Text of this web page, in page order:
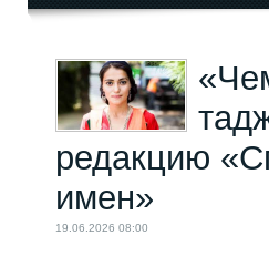
сотрудник...
07.02.2025 08:00
редакцию
имен»
19.06.2026 08:00